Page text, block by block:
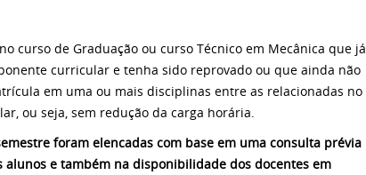
curso de Graduação ou curso Técnico em Mecânica que já
curricular e tenha sido reprovado ou que ainda não
em uma ou mais disciplinas entre as relacionadas no
ou seja, sem redução da carga horária.
foram elencadas com base em uma consulta prévia
e também na disponibilidade dos docentes em